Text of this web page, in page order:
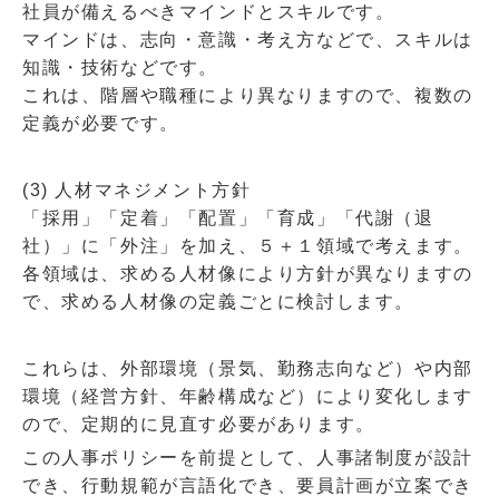
社員が備えるべきマインドとスキルです。
マインドは、志向・意識・考え方などで、スキルは
知識・技術などです。
これは、階層や職種により異なりますので、複数の
定義が必要です。
(3) 人材マネジメント方針
「採用」「定着」「配置」「育成」「代謝（退
社）」に「外注」を加え、５＋１領域で考えます。
各領域は、求める人材像により方針が異なりますの
で、求める人材像の定義ごとに検討します。
これらは、外部環境（景気、勤務志向など）や内部
環境（経営方針、年齢構成など）により変化します
ので、定期的に見直す必要があります。
この人事ポリシーを前提として、人事諸制度が設計
でき、行動規範が言語化でき、要員計画が立案でき